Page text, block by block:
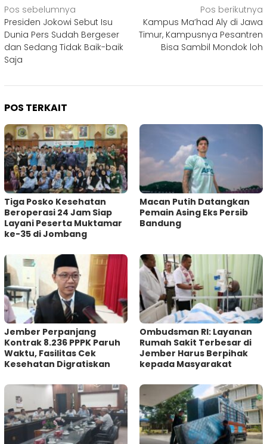
Navigasi
pos
Pos sebelumnya
Presiden Jokowi Sebut Isu
Dunia Pers Sudah Bergeser
dan Sedang Tidak Baik-baik
Saja
Pos berikutnya
Kampus Ma’had Aly di Jawa
Timur, Kampusnya Pesantren
Bisa Sambil Mondok loh
POS TERKAIT
Tiga Posko Kesehatan
Beroperasi 24 Jam Siap
Layani Peserta Muktamar
ke-35 di Jombang
Macan Putih Datangkan
Pemain Asing Eks Persib
Bandung
Jember Perpanjang
Kontrak 8.236 PPPK Paruh
Waktu, Fasilitas Cek
Kesehatan Digratiskan
Ombudsman RI: Layanan
Rumah Sakit Terbesar di
Jember Harus Berpihak
kepada Masyarakat